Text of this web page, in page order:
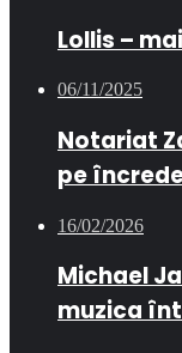
Lollis –
06/11/2025
Notariat
pe
16/02/2026
Michael
muzica